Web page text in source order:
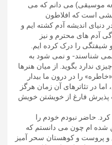
موسیقی) می دانم که می
است که افلاطون
اندیشه آدم کشته ایم و
آدم های محترم و نیز
شیفتگی را درک کرده ایم.
نمی شناسند- و نمی شود به
ندارد بگوید. از میان هنرها
را در درون ما بیدار
اما در تئاترهای آن زمان هرگز
فارغ از خویشتن خویش
حاضر نبودم خودم را
شده ام چون می دانستم که
و پروست و کوهستان سحر آمیز